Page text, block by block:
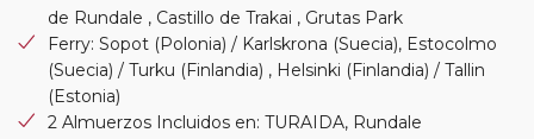
de Rundale , Castillo de Trakai , Grutas Park
Ferry: Sopot (Polonia) / Karlskrona (Suecia), Estocolmo
(Suecia) / Turku (Finlandia) , Helsinki (Finlandia) / Tallin
(Estonia)
2 Almuerzos Incluidos en: TURAIDA, Rundale